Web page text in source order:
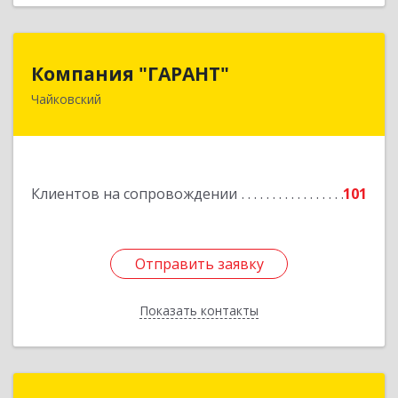
Компания "ГАРАНТ"
Чайковский
Клиентов на сопровождении 101
Отправить заявку
Показать контакты
617760, Пермский край, Чайковский г, Карла
Отправить заявку
Назад